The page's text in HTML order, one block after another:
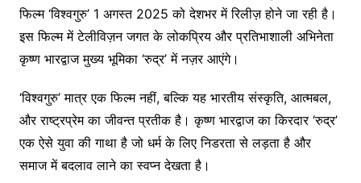
फिल्म ‘विश्वगुरु’ 1 अगस्त 2025 को देशभर में रिलीज़ होने जा रही है।
इस फिल्म में टेलीविज़न जगत के लोकप्रिय और प्रतिभाशाली अभिनेता
कृष्ण भारद्वाज मुख्य भूमिका ‘रुद्र’ में नज़र आएंगे।
‘विश्वगुरु’ मात्र एक फिल्म नहीं, बल्कि यह भारतीय संस्कृति, आत्मबल,
और राष्ट्रप्रेम का जीवन्त प्रतीक है। कृष्ण भारद्वाज का किरदार ‘रुद्र’
एक ऐसे युवा की गाथा है जो धर्म के लिए निडरता से लड़ता है और
समाज में बदलाव लाने का स्वप्न देखता है।